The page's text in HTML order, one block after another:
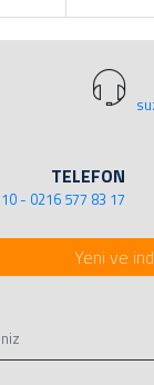
TELEFON
- 0216 577 83 17
Yeni ve